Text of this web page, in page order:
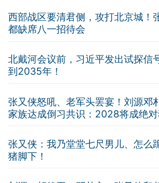
西部战区要清君侧，攻打北京城！
都缺席八一招待会
北戴河会议前，习近平发出试探信
到2035年！
张又侠怒吼、老军头罢宴！刘源邓
家族达成倒习共识：2028将成绝
张又侠：我乃堂堂七尺男儿、怎么
猪脚下！